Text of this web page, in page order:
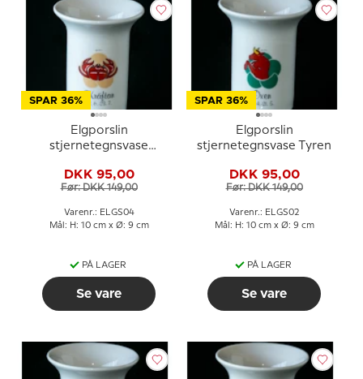
SPAR 36%
Elgporslin
stjernetegnsvase
DKK 95,00
Før: DKK 149,00
Varenr.: ELGS04
Mål: H: 10 cm x Ø: 9 cm
PÅ LAGER
Se vare
SPAR 36%
Elgporslin
stjernetegnsvase Tyren
DKK 95,00
Før: DKK 149,00
Varenr.: ELGS02
Mål: H: 10 cm x Ø: 9 cm
PÅ LAGER
Se vare